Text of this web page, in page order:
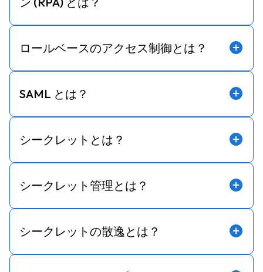
ロールベースのアクセス制御とは？
SAML とは？
シークレットとは？
シークレット管理とは？
シークレットの散逸とは？